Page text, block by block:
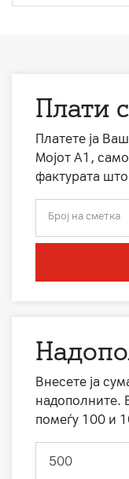
Плати
Платете ја
Мојот А1, само
фактурата што
Број на сметка
Внесете ја
надополните.
помеѓу 100 и